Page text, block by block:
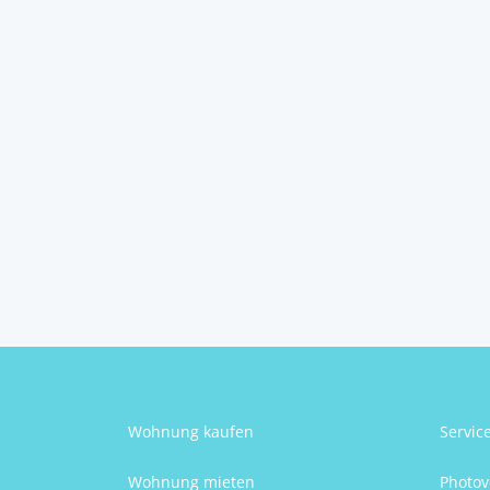
Wohnung kaufen
Wohnung mieten